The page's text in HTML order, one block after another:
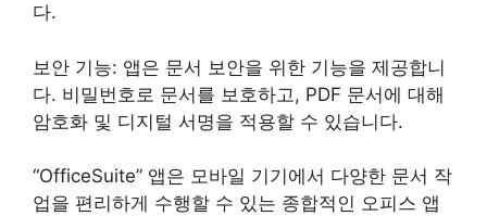
다.
보안 기능: 앱은 문서 보안을 위한 기능을 제공합니
다. 비밀번호로 문서를 보호하고, PDF 문서에 대해
암호화 및 디지털 서명을 적용할 수 있습니다.
“OfficeSuite” 앱은 모바일 기기에서 다양한 문서 작
업을 편리하게 수행할 수 있는 종합적인 오피스 앱